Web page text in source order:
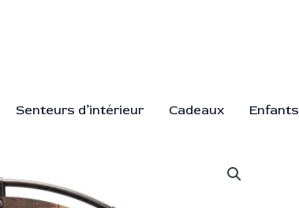
Senteurs d’intérieur Cadeaux Enfants